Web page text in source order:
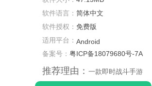
软件语言： 简体中文
软件授权： 免费版
适用平台： Android
备案号： 粤ICP备18079680号-7A
推荐理由： 一款即时战斗手游